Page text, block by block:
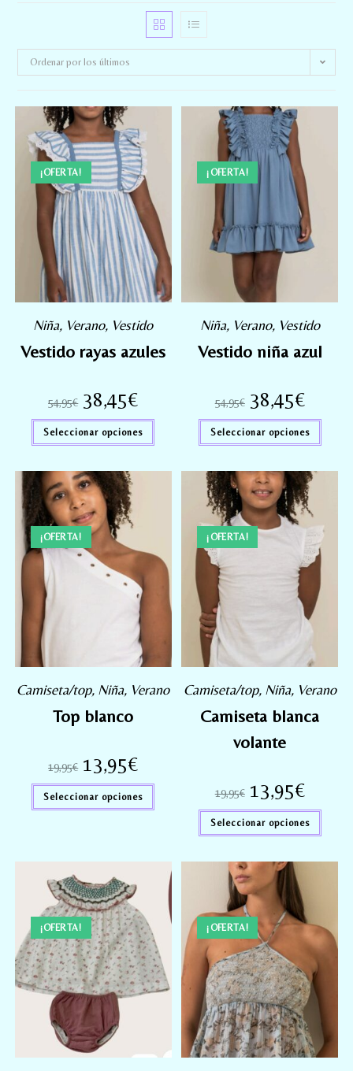
Ordenar por los últimos
¡OFERTA!
Niña, Verano, Vestido
Vestido rayas azules
54,95€ 38,45€
Seleccionar opciones
¡OFERTA!
Niña, Verano, Vestido
Vestido niña azul
54,95€ 38,45€
Seleccionar opciones
¡OFERTA!
Camiseta/top, Niña, Verano
Top blanco
19,95€ 13,95€
Seleccionar opciones
¡OFERTA!
Camiseta/top, Niña, Verano
Camiseta blanca
volante
19,95€ 13,95€
Seleccionar opciones
¡OFERTA! ¡OFERTA!